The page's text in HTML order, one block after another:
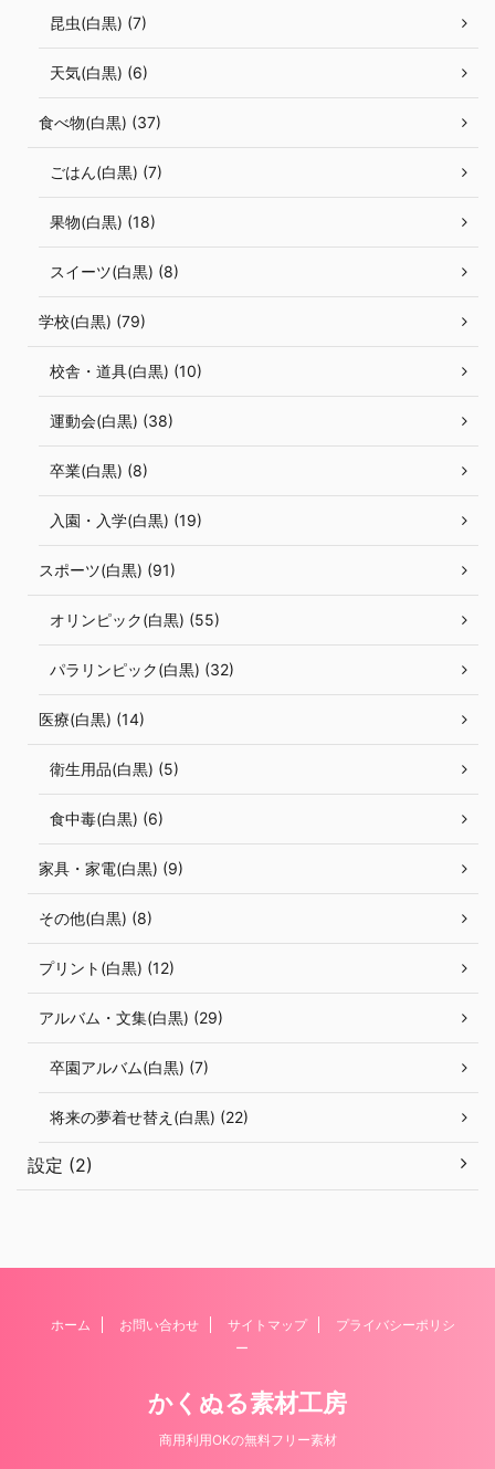
昆虫(白黒) (7)
天気(白黒) (6)
食べ物(白黒) (37)
ごはん(白黒) (7)
果物(白黒) (18)
スイーツ(白黒) (8)
学校(白黒) (79)
校舎・道具(白黒) (10)
運動会(白黒) (38)
卒業(白黒) (8)
入園・入学(白黒) (19)
スポーツ(白黒) (91)
オリンピック(白黒) (55)
パラリンピック(白黒) (32)
医療(白黒) (14)
衛生用品(白黒) (5)
食中毒(白黒) (6)
家具・家電(白黒) (9)
その他(白黒) (8)
プリント(白黒) (12)
アルバム・文集(白黒) (29)
卒園アルバム(白黒) (7)
将来の夢着せ替え(白黒) (22)
設定 (2)
ホーム お問い合わせ サイトマップ
プライバシーポリシ
ー
かくぬる素材工房
商用利用OKの無料フリー素材